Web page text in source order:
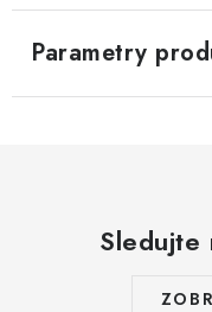
Parametry
Sledujte